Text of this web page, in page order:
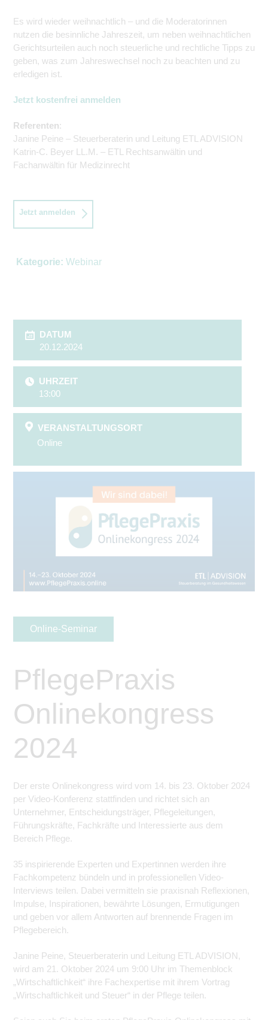
Es wird wieder weihnachtlich – und die Moderatorinnen
nutzen die besinnliche Jahreszeit, um neben weihnachtlichen
Gerichtsurteilen auch noch steuerliche und rechtliche Tipps zu
geben, was zum Jahreswechsel noch zu beachten und zu
erledigen ist.
Jetzt kostenfrei anmelden
Referenten:
Janine Peine – Steuerberaterin und Leitung ETL ADVISION
Katrin-C. Beyer LL.M. – ETL Rechtsanwältin und
Fachanwältin für Medizinrecht
Jetzt anmelden
Kategorie: Webinar
DATUM
20.12.2024
UHRZEIT
13:00
VERANSTALTUNGSORT
Online
Online-Seminar
PflegePraxis
Onlinekongress
2024
Der erste Onlinekongress wird vom 14. bis 23. Oktober 2024
per Video-Konferenz stattfinden und richtet sich an
Unternehmer, Entscheidungsträger, Pflegeleitungen,
Führungskräfte, Fachkräfte und Interessierte aus dem
Bereich Pflege.
35 inspirierende Experten und Expertinnen werden ihre
Fachkompetenz bündeln und in professionellen Video-
Interviews teilen. Dabei vermitteln sie praxisnah Reflexionen,
Impulse, Inspirationen, bewährte Lösungen, Ermutigungen
und geben vor allem Antworten auf brennende Fragen im
Pflegebereich.
Janine Peine, Steuerberaterin und Leitung ETL ADVISION,
wird am 21. Oktober 2024 um 9:00 Uhr im Themenblock
„Wirtschaftlichkeit“ ihre Fachexpertise mit ihrem Vortrag
„Wirtschaftlichkeit und Steuer“ in der Pflege teilen.